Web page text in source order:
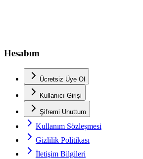
Hesabım
Ücretsiz Üye Ol
Kullanıcı Girişi
Şifremi Unuttum
Kullanım Sözleşmesi
Gizlilik Politikası
İletişim Bilgileri